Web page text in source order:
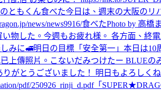
ともくん食べた今日は、週末の大阪のリ
news/news9916/食べたPhoto by 高橋
い物した。 今週もお疲れ様。 各方面、終
みに🚅明日の目標「安全第一」 本日は10
已上傳照片。 こないだみつけたー BLUEの
りがとうございました！ 明日もよろしく
pdf/250926_rinji_d.pdf「